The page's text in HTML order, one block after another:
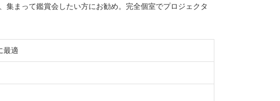
まって鑑賞会したい方にお勧め。完全個室でプロジェクタ
最適